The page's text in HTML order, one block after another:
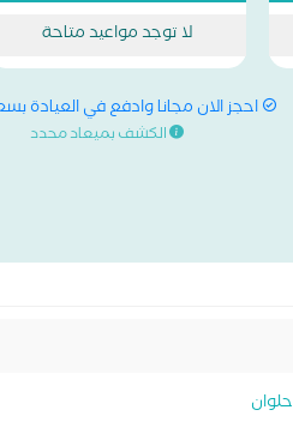
لا توجد مواعيد متاحة
احجز الان مجانا وادفع في العيادة
الكشف بميعاد محدد
حلوان